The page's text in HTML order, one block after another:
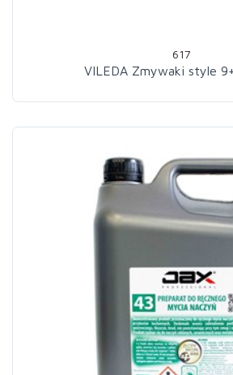
617
VILEDA Zmywaki style